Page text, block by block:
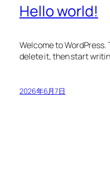
Hello world!
Welcome to WordPress.
delete it, then start
2026年6月7日